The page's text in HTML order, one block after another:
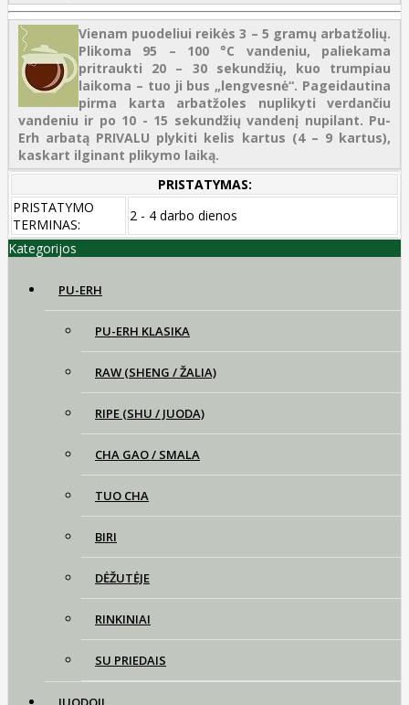
Vienam puodeliui reikės 3 – 5 gramų arbatžolių.
Plikoma 95 – 100 °C vandeniu, paliekama
pritraukti 20 – 30 sekundžių, kuo trumpiau
laikoma – tuo ji bus „lengvesnė“. Pageidautina
pirma karta arbatžoles nuplikyti verdančiu
vandeniu ir po 10 - 15 sekundžių vandenį nupilant. Pu-
Erh arbatą PRIVALU plykiti kelis kartus (4 – 9 kartus),
kaskart ilginant plikymo laiką.
PRISTATYMAS:
PRISTATYMO
TERMINAS:
2 - 4 darbo dienos
Kategorijos
PU-ERH
PU-ERH KLASIKA
RAW (SHENG / ŽALIA)
RIPE (SHU / JUODA)
CHA GAO / SMALA
TUO CHA
BIRI
DĖŽUTĖJE
RINKINIAI
SU PRIEDAIS